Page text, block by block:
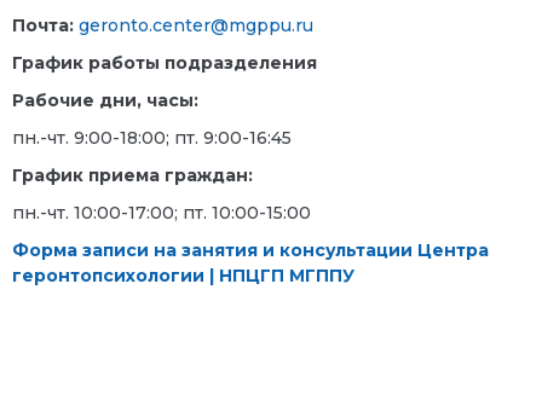
Почта: geronto.center@mgppu.ru
График работы подразделения
Рабочие дни, часы:
пн.-чт. 9:00-18:00; пт. 9:00-16:45
График приема граждан:
пн.-чт. 10:00-17:00; пт. 10:00-15:00
Форма записи на занятия и консультации Центра
геронтопсихологии | НПЦГП МГППУ